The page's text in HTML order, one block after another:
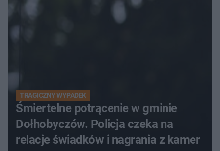
TRAGICZNY WYPADEK
Śmiertelne potrącenie w gminie
Dołhobyczów. Policja czeka na
relacje świadków i nagrania z kamer